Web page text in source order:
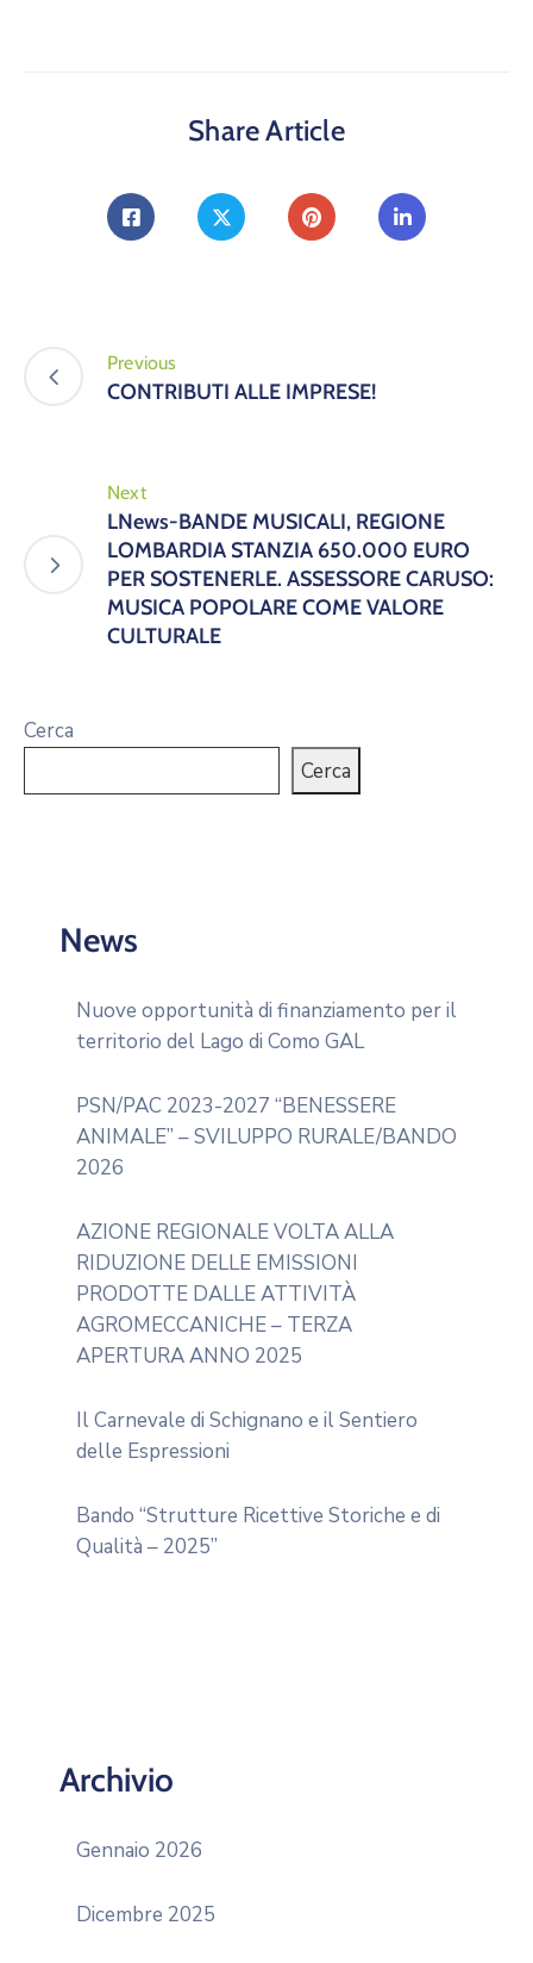
Share Article
Previous
CONTRIBUTI ALLE IMPRESE!
Next
LNews-BANDE MUSICALI, REGIONE
LOMBARDIA STANZIA 650.000 EURO
PER SOSTENERLE. ASSESSORE CARUSO:
MUSICA POPOLARE COME VALORE
CULTURALE
Cerca
Cerca
News
Nuove opportunità di finanziamento per il
territorio del Lago di Como GAL
PSN/PAC 2023-2027 “BENESSERE
ANIMALE” – SVILUPPO RURALE/BANDO
2026
AZIONE REGIONALE VOLTA ALLA
RIDUZIONE DELLE EMISSIONI
PRODOTTE DALLE ATTIVITÀ
AGROMECCANICHE – TERZA
APERTURA ANNO 2025
Il Carnevale di Schignano e il Sentiero
delle Espressioni
Bando “Strutture Ricettive Storiche e di
Qualità – 2025”
Archivio
Gennaio 2026
Dicembre 2025